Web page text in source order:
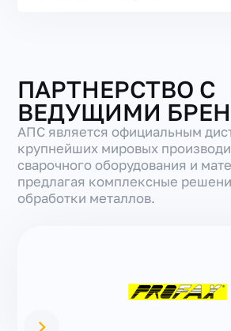
ПАРТНЕРСТВО С
ВЕДУЩИМИ
АПС является официальным
крупнейших мировых
сварочного оборудования и
предлагая комплексные
обработки металлов.